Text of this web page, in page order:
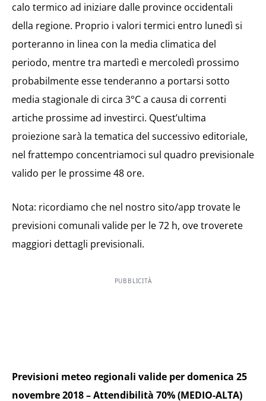
calo termico ad iniziare dalle province occidentali
della regione. Proprio i valori termici entro lunedì si
porteranno in linea con la media climatica del
periodo, mentre tra martedì e mercoledì prossimo
probabilmente esse tenderanno a portarsi sotto
media stagionale di circa 3°C a causa di correnti
artiche prossime ad investirci. Quest’ultima
proiezione sarà la tematica del successivo editoriale,
nel frattempo concentriamoci sul quadro previsionale
valido per le prossime 48 ore.
Nota: ricordiamo che nel nostro sito/app trovate le
previsioni comunali valide per le 72 h, ove troverete
maggiori dettagli previsionali.
PUBBLICITÀ
Previsioni meteo regionali valide per domenica 25
novembre 2018 – Attendibilità 70% (MEDIO-ALTA)